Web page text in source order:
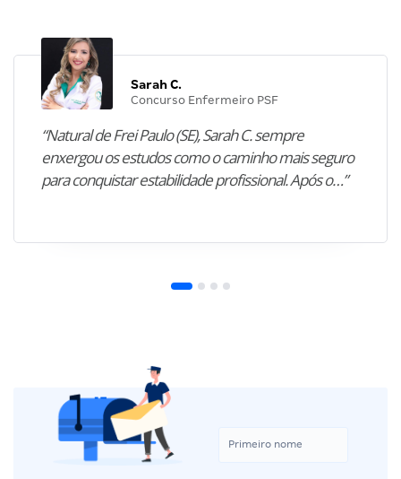
Sarah C.
Concurso Enfermeiro PSF
“Natural de Frei Paulo (SE), Sarah C. sempre
enxergou os estudos como o caminho mais seguro
para conquistar estabilidade profissional. Após o…”